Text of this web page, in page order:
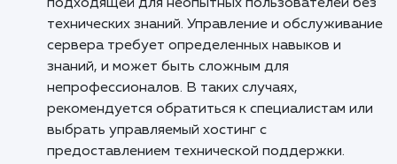
настройки VPS, VDS и Dedicated server
для сайтов с высоким трафиком и
к быстродействию. Она позволяет
оптимизировать сервер и ресурсы,
высокую скорость загрузки страниц и
отзывчивость веб-приложений. Это важно
удовлетворения пользователей и улучшения